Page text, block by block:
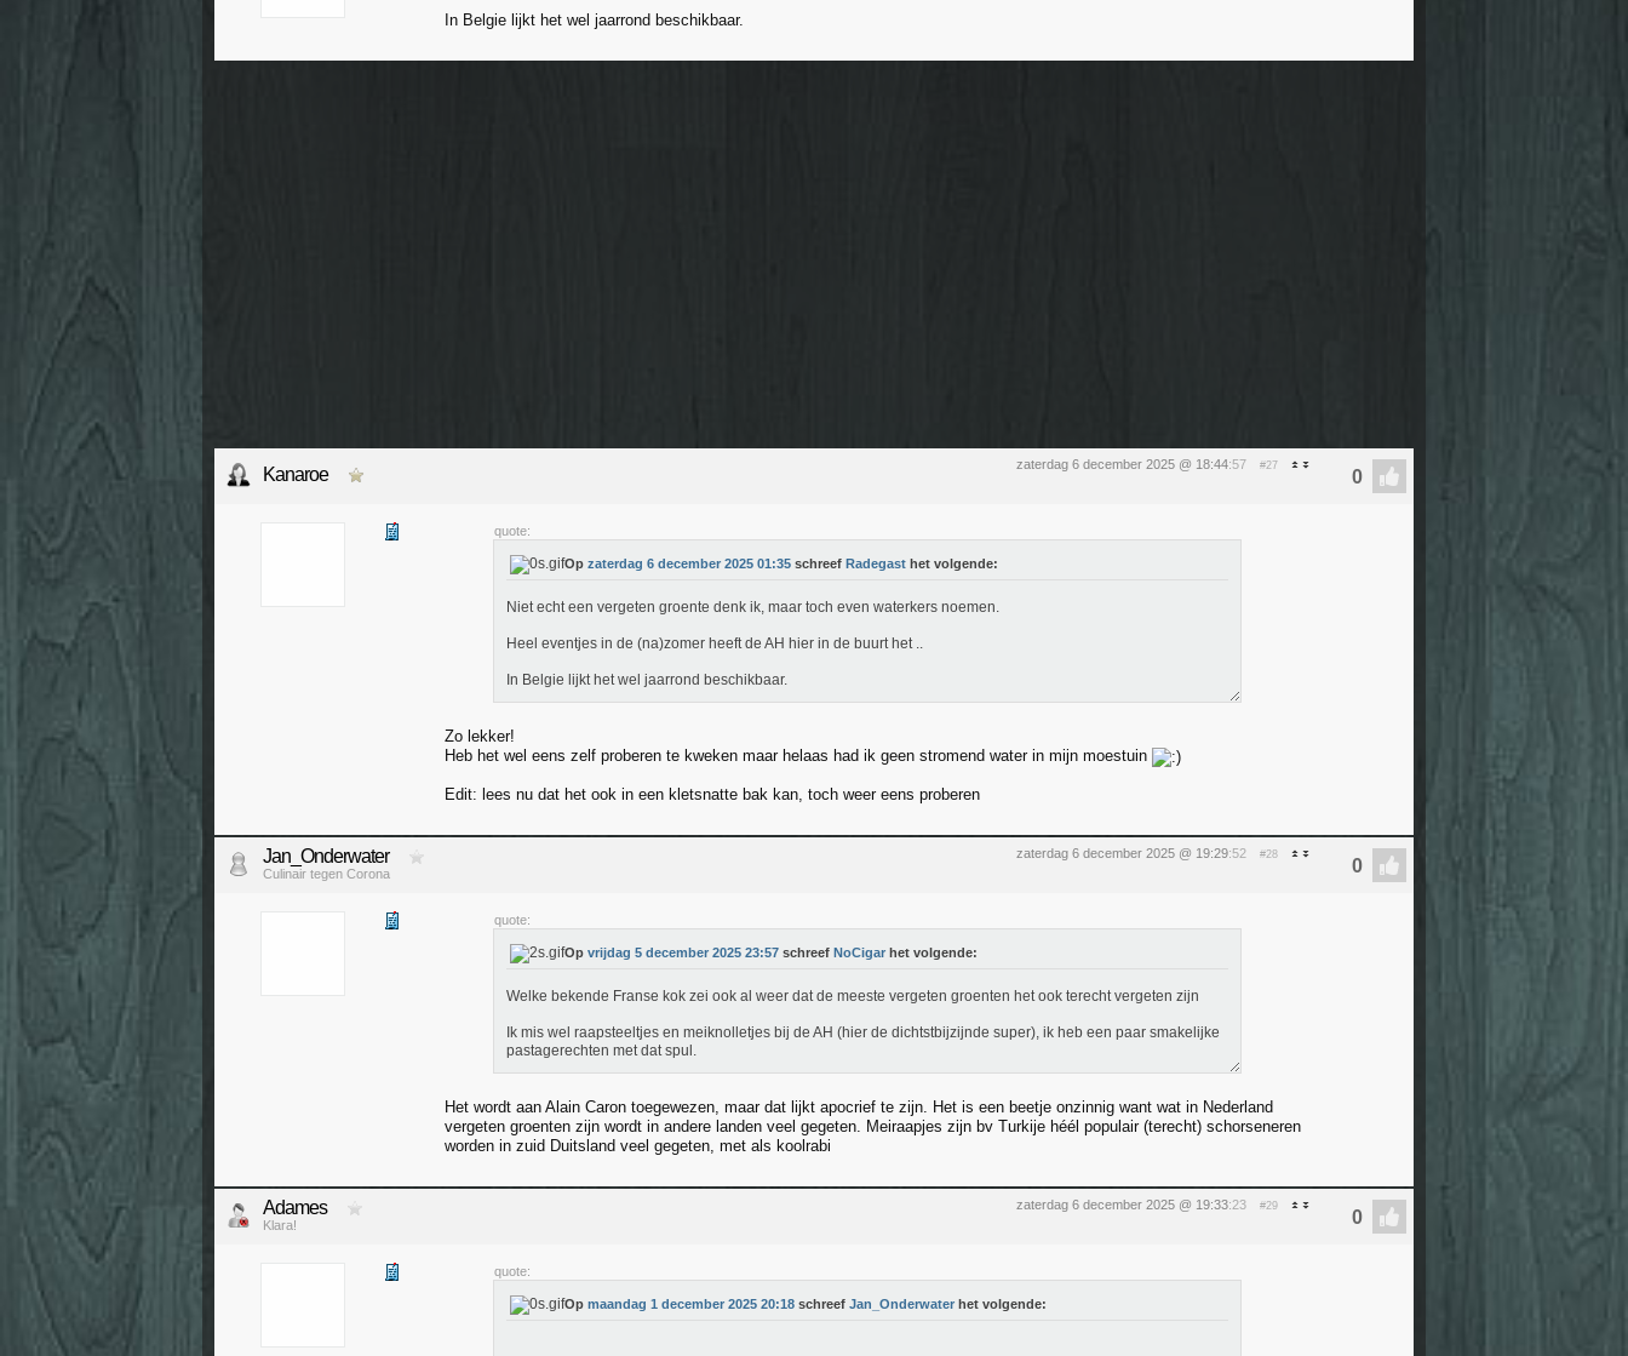
In Belgie lijkt het wel jaarrond beschikbaar.
zaterdag 6 december 2025 @ 18:44:57 #27
Kanaroe
quote:
Op zaterdag 6 december 2025 01:35 schreef Radegast het volgende:
Niet echt een vergeten groente denk ik, maar toch even waterkers noemen.
Heel eventjes in de (na)zomer heeft de AH hier in de buurt het ..
In Belgie lijkt het wel jaarrond beschikbaar.
Zo lekker!
Heb het wel eens zelf proberen te kweken maar helaas had ik geen stromend water in mijn moestuin
Edit: lees nu dat het ook in een kletsnatte bak kan, toch weer eens proberen
zaterdag 6 december 2025 @ 19:29:52 #28
Jan_Onderwater
Culinair tegen Corona
quote:
Op vrijdag 5 december 2025 23:57 schreef NoCigar het volgende:
Welke bekende Franse kok zei ook al weer dat de meeste vergeten groenten het ook terecht vergeten zijn
Ik mis wel raapsteeltjes en meiknolletjes bij de AH (hier de dichtstbijzijnde super), ik heb een paar smakelijke
pastagerechten met dat spul.
Het wordt aan Alain Caron toegewezen, maar dat lijkt apocrief te zijn. Het is een beetje onzinnig want wat in Nederland
vergeten groenten zijn wordt in andere landen veel gegeten. Meiraapjes zijn bv Turkije héél populair (terecht) schorseneren
worden in zuid Duitsland veel gegeten, met als koolrabi
zaterdag 6 december 2025 @ 19:33:23 #29
Adames
Klara!
quote:
Op maandag 1 december 2025 20:18 schreef Jan_Onderwater het volgende: